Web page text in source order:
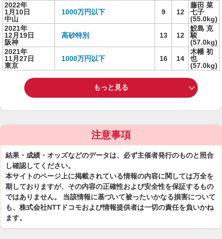
2022年
1月10日
中山
1000万円以下 9 12
藤田 菜
七子
(55.0kg)
2021年
12月19日
阪神
高砂特別 13 12
鮫島 克
駿
(57.0kg)
2021年
11月27日
東京
1000万円以下 16 14
木幡 初
也
(57.0kg)
もっと見る
注意事項
結果・成績・オッズなどのデータは、必ず主催者発行のものと照合
し確認してください。
本サイトのページ上に掲載されている情報の内容に関しては万全を
期しておりますが、その内容の正確性および安全性を保証するもの
ではありません。 当該情報に基づいて被ったいかなる損害について
も、株式会社NTTドコモおよび情報提供者は一切の責任を負いかね
ます。